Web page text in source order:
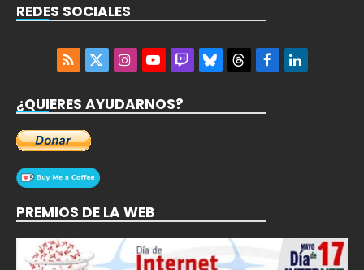
REDES SOCIALES
RSS
X
InstagramYouTubeTwitchBlueskyThreadsFacebookLinkedIn
¿QUIERES AYUDARNOS?
PREMIOS DE LA WEB